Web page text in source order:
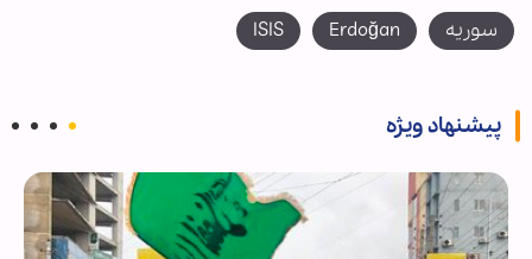
سوریه Erdoğan
ISIS
پیشنهاد ویژه